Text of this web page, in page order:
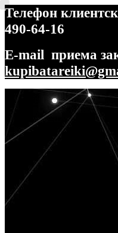
Телефон
490-64-16
E-mail приема
Перейти
навигации
Перейти
содержимому